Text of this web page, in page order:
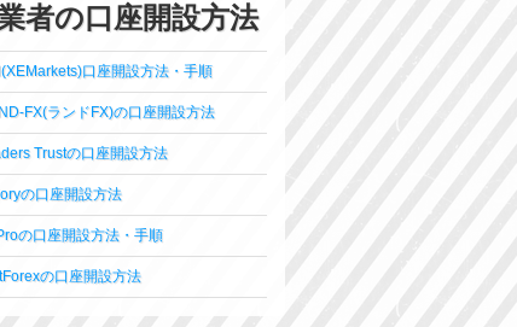
者の口座開設方法
口座開設方法・手順
FX(ランドFX)の口座開設方法
Trustの口座開設方法
の口座開設方法
の口座開設方法・手順
の口座開設方法